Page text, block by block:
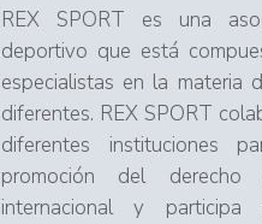
REX SPORT es una
deportivo que está
especialistas en la materia
diferentes. REX SPORT
diferentes instituciones
promoción del
internacional y